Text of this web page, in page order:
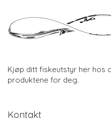
Kjøp ditt fiskeutstyr her hos
produktene for deg.
Kontakt